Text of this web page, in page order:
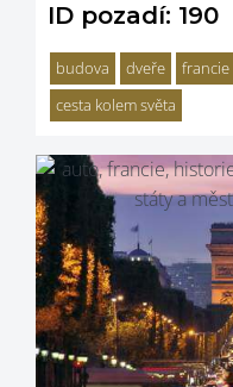
ID pozadí: 190
budova dveře francie
cesta kolem světa